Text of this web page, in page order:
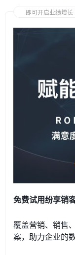
即可开启业绩增长
免费试用纷享销
覆盖营销、销售
案，助力企业的